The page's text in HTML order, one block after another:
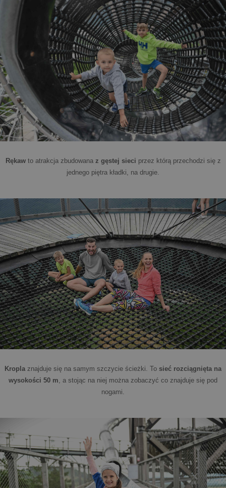
Rękawto atrakcja zbudowana z gęstej sieci przez którą przechodzi się z
jednego piętra kładki, na drugie.
Kropla znajduje się na samym szczycie ścieżki. To sieć rozciągnięta na
wysokości 50 m , a stojąc na niej można zobaczyć co znajduje się pod
nogami.